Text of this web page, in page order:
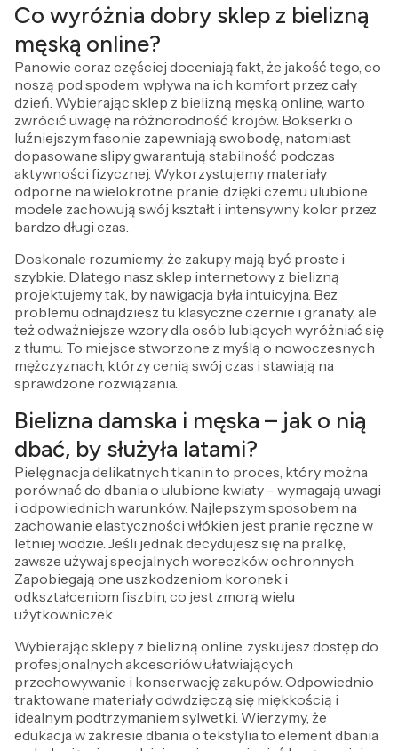
Co wyróżnia dobry sklep z bielizną
męską online?
Panowie coraz częściej doceniają fakt, że jakość tego, co
noszą pod spodem, wpływa na ich komfort przez cały
dzień. Wybierając sklep z bielizną męską online, warto
zwrócić uwagę na różnorodność krojów. Bokserki o
luźniejszym fasonie zapewniają swobodę, natomiast
dopasowane slipy gwarantują stabilność podczas
aktywności fizycznej. Wykorzystujemy materiały
odporne na wielokrotne pranie, dzięki czemu ulubione
modele zachowują swój kształt i intensywny kolor przez
bardzo długi czas.
Doskonale rozumiemy, że zakupy mają być proste i
szybkie. Dlatego nasz sklep internetowy z bielizną
projektujemy tak, by nawigacja była intuicyjna. Bez
problemu odnajdziesz tu klasyczne czernie i granaty, ale
też odważniejsze wzory dla osób lubiących wyróżniać się
z tłumu. To miejsce stworzone z myślą o nowoczesnych
mężczyznach, którzy cenią swój czas i stawiają na
sprawdzone rozwiązania.
Bielizna damska i męska – jak o nią
dbać, by służyła latami?
Pielęgnacja delikatnych tkanin to proces, który można
porównać do dbania o ulubione kwiaty – wymagają uwagi
i odpowiednich warunków. Najlepszym sposobem na
zachowanie elastyczności włókien jest pranie ręczne w
letniej wodzie. Jeśli jednak decydujesz się na pralkę,
zawsze używaj specjalnych woreczków ochronnych.
Zapobiegają one uszkodzeniom koronek i
odkształceniom fiszbin, co jest zmorą wielu
użytkowniczek.
Wybierając sklepy z bielizną online, zyskujesz dostęp do
profesjonalnych akcesoriów ułatwiających
przechowywanie i konserwację zakupów. Odpowiednio
traktowane materiały odwdzięczą się miękkością i
idealnym podtrzymaniem sylwetki. Wierzymy, że
edukacja w zakresie dbania o tekstylia to element dbania